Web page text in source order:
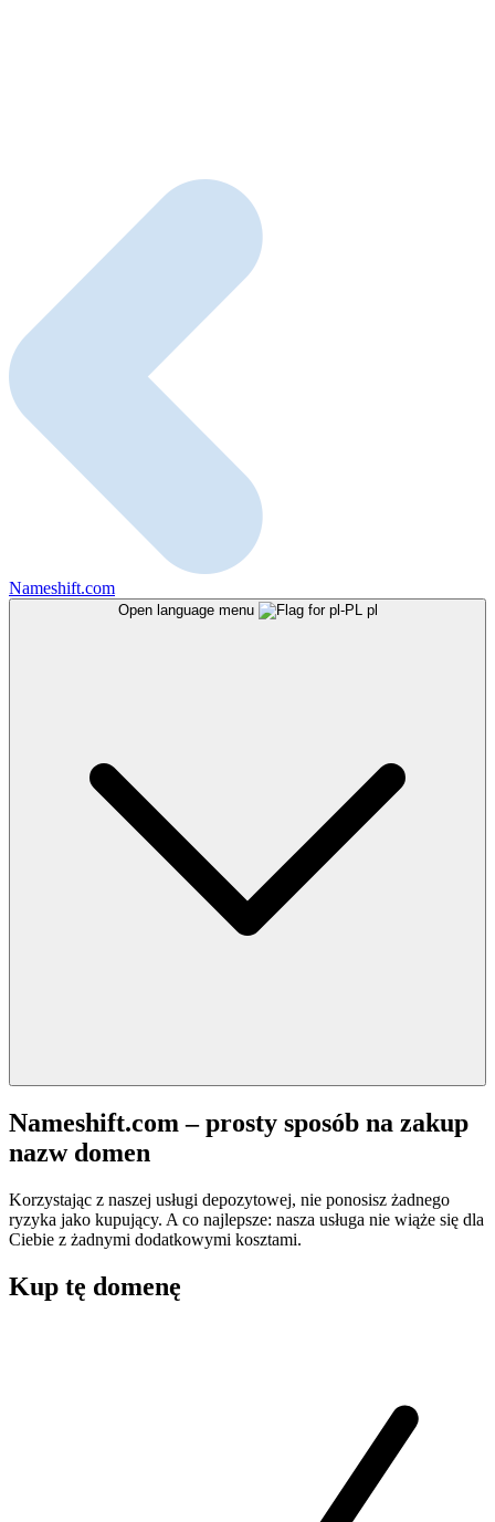
Nameshift.com
Open language menu pl
Nameshift.com – prosty sposób na zakup
nazw domen
Korzystając z naszej usługi depozytowej, nie ponosisz żadnego
ryzyka jako kupujący. A co najlepsze: nasza usługa nie wiąże się dla
Ciebie z żadnymi dodatkowymi kosztami.
Kup tę domenę